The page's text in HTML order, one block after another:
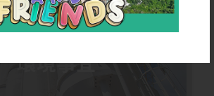
環境事宜